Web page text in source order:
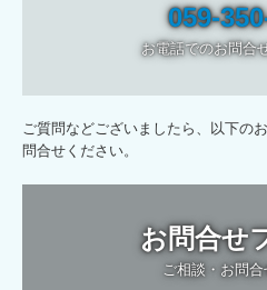
059-
お電話でのお問合
ご質問などございましたら、以下の
問合せください。
お問合せ
ご相談・お問